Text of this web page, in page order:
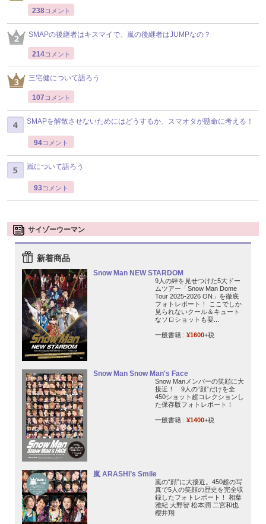
238コメント
SMAPの後継者はキスマイで、嵐の後継者はJUMPなの？
214コメント
三宅健について語ろう
107 コメント
SMAPを解散させないためにはどうするか、スマオタが懸命に考える！
94コメント
嵐について語ろう
93コメント
サイゾーウーマン
新着商品
Snow Man NEW STARDOM
9人の絆を見せつけた5大ドー
ムツアー「Snow Man Dome
Tour 2025-2026 ON」を徹底
フォトレポート！ ここでしか
見られないクール＆キュート
なソロショットも要...
一般書籍 : ¥1600+税
Snow Man Snow Man's Face
Snow Manメンバーの笑顔に大
接近！ 9人の“顔”だけを全
450ショット超コレクションし
た保存版フォトレポート！
一般書籍 : ¥1400+税
嵐 ARASHI’s Smile
嵐の“顔”に大接近。450超の写
真で5人の笑顔の歴史を完全収
録したフォトレポート！ 相葉
雅紀 大野智 松本潤 二宮和也
櫻井翔